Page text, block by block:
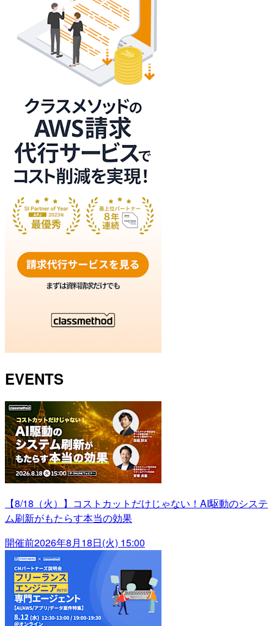
EVENTS
【8/18（火）】コストカットだけじゃない！AI駆動のシステ
ム刷新がもたらす本当の効果
開催前2026年8月18日(火) 15:00